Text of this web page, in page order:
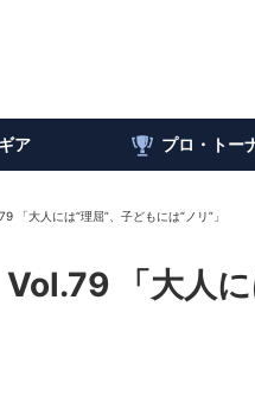
ギア プロ・トー
「大人には“理屈”、子どもには“ノリ”」
Vol.79 「大人